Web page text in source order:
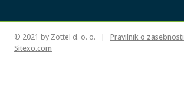
© 2021 by Zottel d. o. o. | Pravilnik o zasebnosti
Sitexo.com